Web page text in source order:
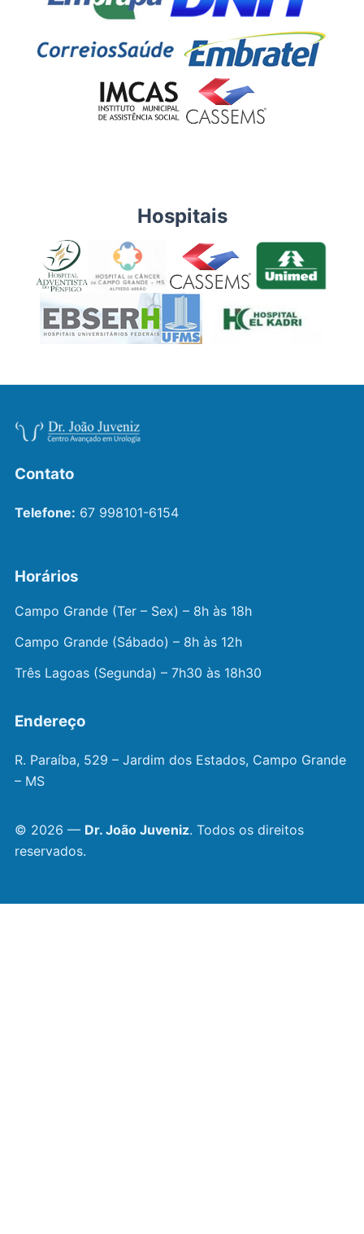
Hospitais
Contato
Telefone: 67 998101-6154
Horários
Campo Grande (Ter – Sex) – 8h às 18h
Campo Grande (Sábado) – 8h às 12h
Três Lagoas (Segunda) – 7h30 às 18h30
Endereço
R. Paraíba, 529 – Jardim dos Estados, Campo Grande
– MS
© 2026 — Dr. João Juveniz. Todos os direitos
reservados.